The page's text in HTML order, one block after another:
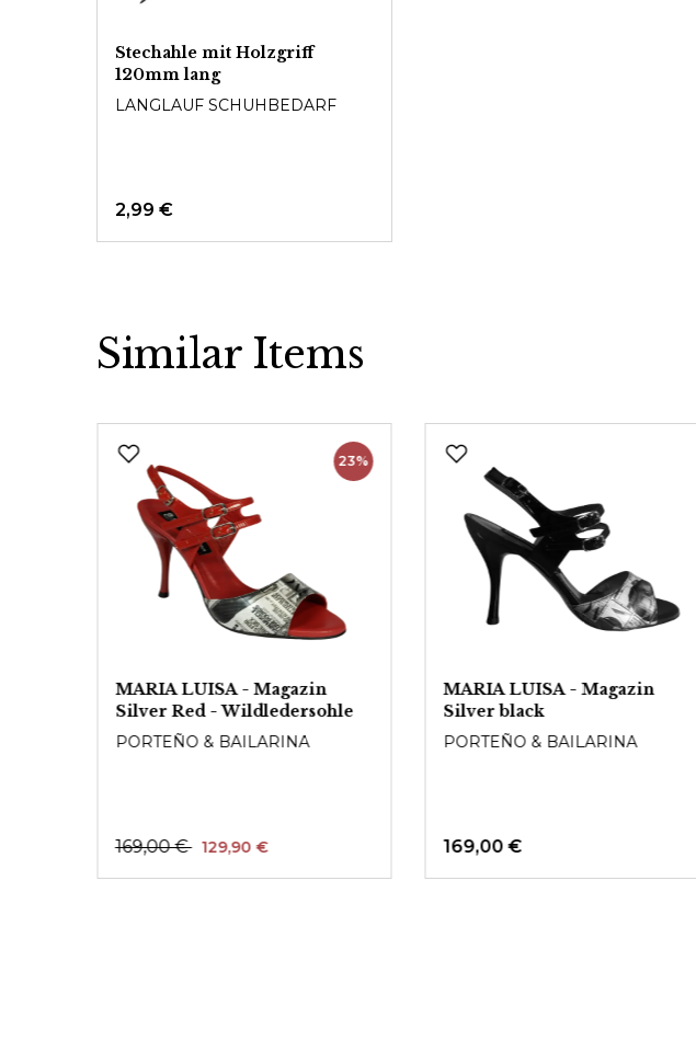
Stechahle mit Holzgriff
120mm lang
LANGLAUF SCHUHBEDARF
2,99 €
Similar Items
23%
MARIA LUISA - Magazin
Silver Red - Wildledersohle
PORTEÑO & BAILARINA
169,00 € 129,90 €
MARIA LUISA - Magazin
Silver black
PORTEÑO & BAILARINA
169,00 €